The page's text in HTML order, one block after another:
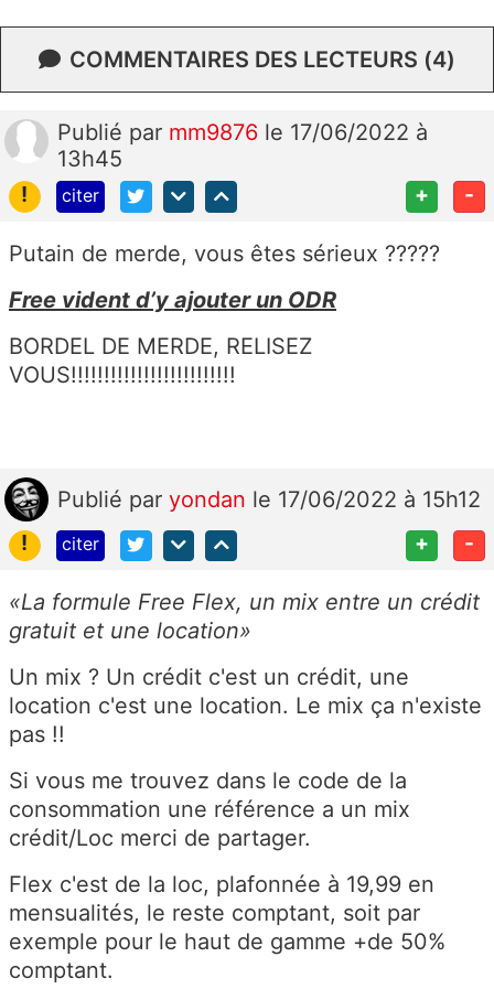
COMMENTAIRES DES LECTEURS (4)
Publié par mm9876 le 17/06/2022 à
13h45
!
citer + -
Putain de merde, vous êtes sérieux ?????
Free vident d’y ajouter un ODR
BORDEL DE MERDE, RELISEZ
VOUS!!!!!!!!!!!!!!!!!!!!!!!!!
Publié par yondan le 17/06/2022 à 15h12
!
citer + -
«La formule Free Flex, un mix entre un crédit
gratuit et une location»
Un mix ? Un crédit c'est un crédit, une
location c'est une location. Le mix ça n'existe
pas !!
Si vous me trouvez dans le code de la
consommation une référence a un mix
crédit/Loc merci de partager.
Flex c'est de la loc, plafonnée à 19,99 en
mensualités, le reste comptant, soit par
exemple pour le haut de gamme +de 50%
comptant.